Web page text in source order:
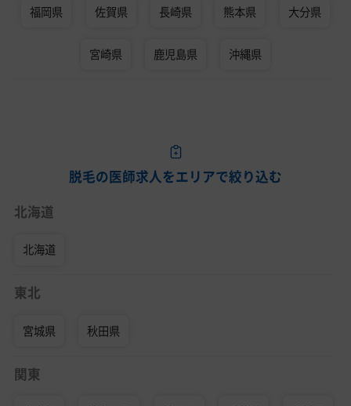
福岡県 佐賀県 長崎県 熊本県 大分県
宮崎県 鹿児島県 沖縄県
脱毛の医師求人をエリアで絞り込む
北海道
北海道
東北
宮城県 秋田県
関東